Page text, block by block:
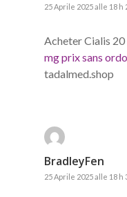
25 Aprile 2025 alle 18 h
Acheter Cialis 20
mg prix sans
tadalmed.shop
BradleyFen
25 Aprile 2025 alle 18 h